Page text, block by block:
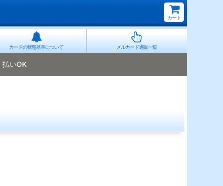
カート
カードの状態基準について メルカード通販一覧
払いOK